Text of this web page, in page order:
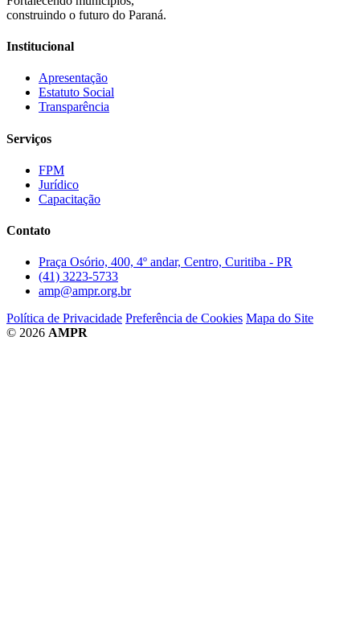
construindo o futuro do Paraná.
Institucional
Apresentação
Estatuto Social
Transparência
Serviços
FPM
Jurídico
Capacitação
Contato
Praça Osório, 400, 4º andar, Centro, Curitiba - PR
(41) 3223-5733
amp@ampr.org.br
Política de Privacidade Preferência de Cookies Mapa do Site
© 2026 AMPR